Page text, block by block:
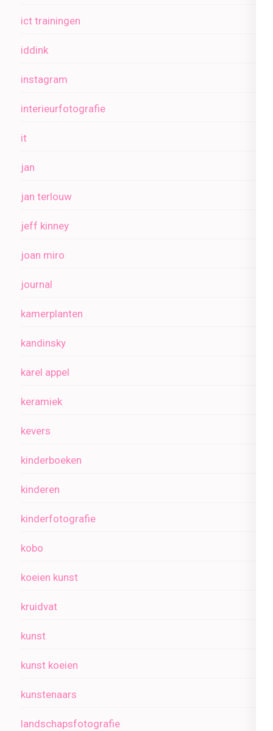
ict trainingen
iddink
instagram
interieurfotografie
it
jan
jan terlouw
jeff kinney
joan miro
journal
kamerplanten
kandinsky
karel appel
keramiek
kevers
kinderboeken
kinderen
kinderfotografie
kobo
koeien kunst
kruidvat
kunst
kunst koeien
kunstenaars
landschapsfotografie